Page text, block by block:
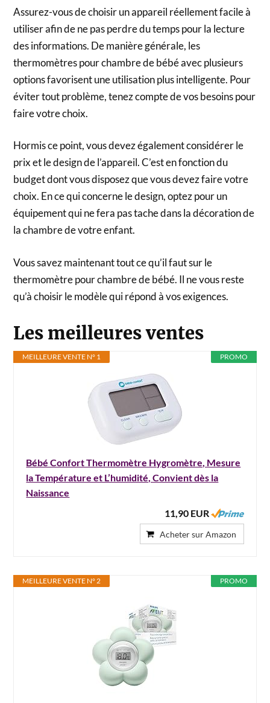
Assurez-vous de choisir un appareil réellement facile à
utiliser afin de ne pas perdre du temps pour la lecture
des informations. De manière générale, les
thermomètres pour chambre de bébé avec plusieurs
options favorisent une utilisation plus intelligente. Pour
éviter tout problème, tenez compte de vos besoins pour
faire votre choix.
Hormis ce point, vous devez également considérer le
prix et le design de l’appareil. C’est en fonction du
budget dont vous disposez que vous devez faire votre
choix. En ce qui concerne le design, optez pour un
équipement qui ne fera pas tache dans la décoration de
la chambre de votre enfant.
Vous savez maintenant tout ce qu’il faut sur le
thermomètre pour chambre de bébé. Il ne vous reste
qu’à choisir le modèle qui répond à vos exigences.
Les meilleures ventes
PROMO
MEILLEURE VENTE N° 1
Bébé Confort Thermomètre Hygromètre, Mesure
la Température et L’humidité, Convient dès la
Naissance
11,90 EUR
Acheter sur Amazon
PROMO
MEILLEURE VENTE N° 2